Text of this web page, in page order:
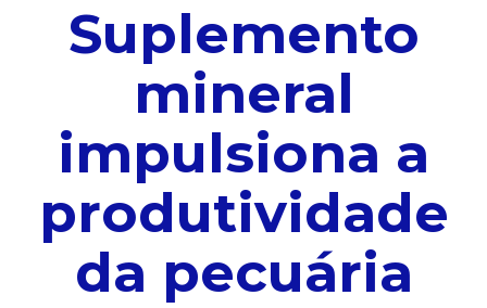
Suplemento
mineral
impulsiona a
produtividade
da pecuária